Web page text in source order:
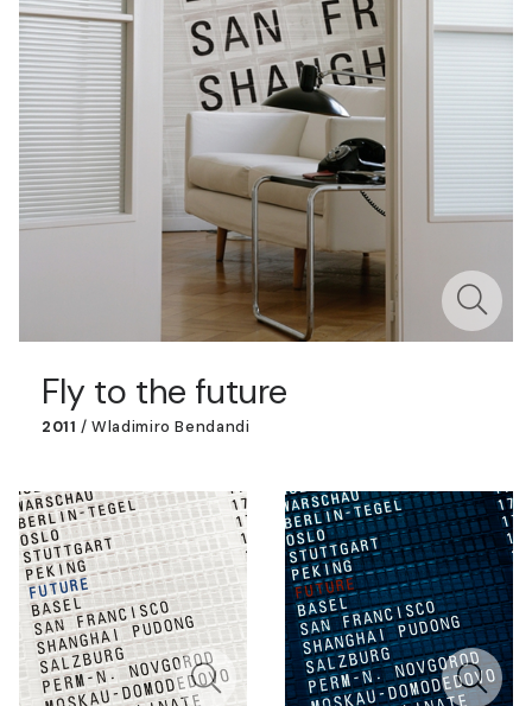
Fly to the future
2011 / Wladimiro Bendandi